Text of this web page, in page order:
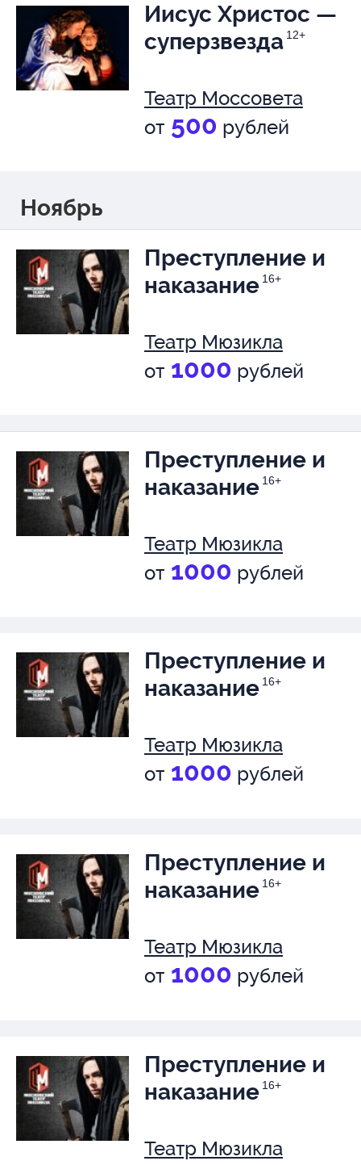
Иисус Христос —
суперзвезда 12+
Театр Моссовета
от 500 рублей
Ноябрь
Преступление и
наказание 16+
Театр Мюзикла
от 1000 рублей
Преступление и
наказание 16+
Театр Мюзикла
от 1000 рублей
Преступление и
наказание 16+
Театр Мюзикла
от 1000 рублей
Преступление и
наказание 16+
Театр Мюзикла
от 1000 рублей
Преступление и
наказание 16+
Театр Мюзикла